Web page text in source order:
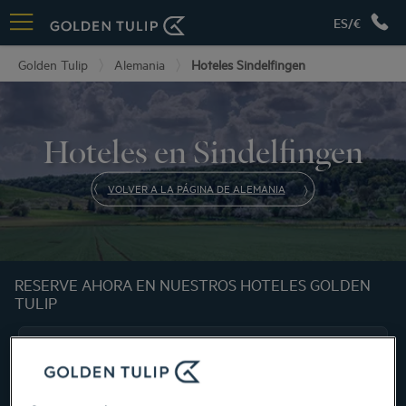
ES/€
Golden Tulip Alemania Hoteles Sindelfingen
Hoteles en Sindelfingen
VOLVER A LA PÁGINA DE ALEMANIA
RESERVE AHORA EN NUESTROS HOTELES GOLDEN
TULIP